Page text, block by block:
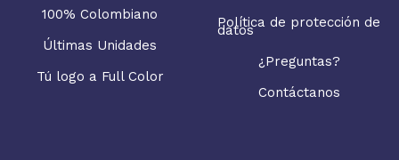
100% Colombiano
Últimas Unidades
Tú logo a Full Color
Política de protección de
datos
¿Preguntas?
Contáctanos